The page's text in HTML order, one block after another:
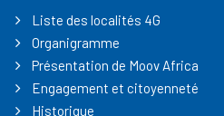
Liste des localités 4G
Organigramme
Présentation de Moov Africa
Engagement et citoyenneté
Historique